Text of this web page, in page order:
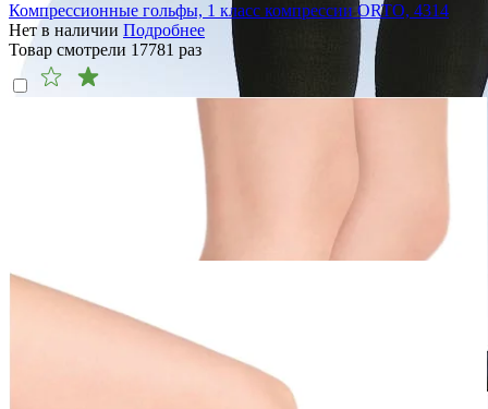
Компрессионные гольфы, 1 класс компрессии ORTO, 4314
Нет в наличии Подробнее
Товар смотрели 17781 раз